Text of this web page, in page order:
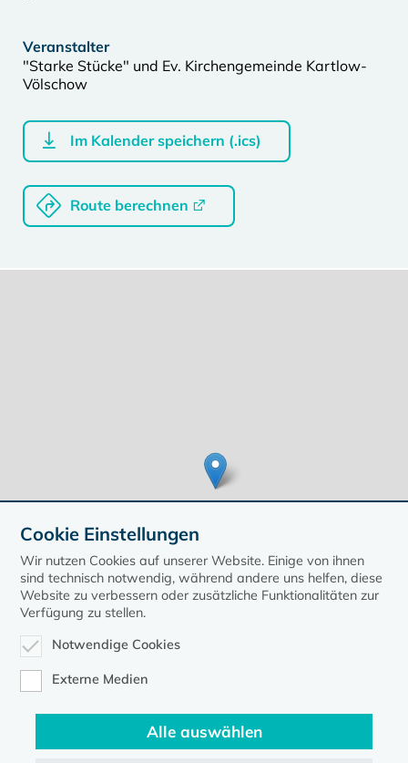
Veranstalter
"Starke Stücke" und Ev. Kirchengemeinde Kartlow-
Völschow
Im Kalender speichern (.ics)
Route berechnen
zurück zur Übersicht der Veranstaltungen
Cookie Einstellungen
Wir nutzen Cookies auf unserer Website. Einige von ihnen
sind technisch notwendig, während andere uns helfen, diese
Website zu verbessern oder zusätzliche Funktionalitäten zur
Verfügung zu stellen.
Notwendige Cookies
Externe Medien
Alle auswählen